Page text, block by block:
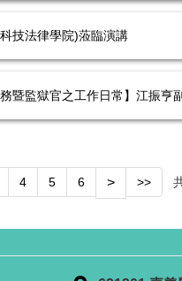
技法律學院)蒞臨演講
暨監獄官之工作日常】江振亨
4 5 6 > >>